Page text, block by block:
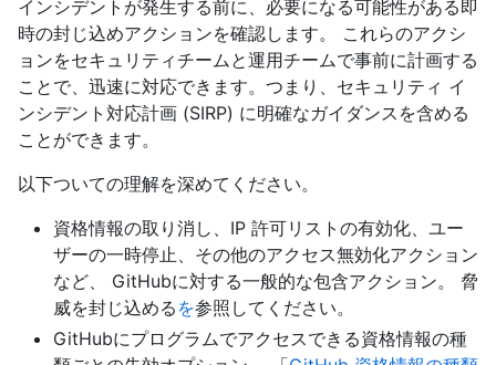
インシデントが発生する前に、必要になる可能性がある即
時の封じ込めアクションを確認します。 これらのアクシ
ョンをセキュリティチームと運用チームで事前に計画する
ことで、迅速に対応できます。つまり、セキュリティ イ
ンシデント対応計画 (SIRP) に明確なガイダンスを含める
ことができます。
以下ついての理解を深めてください。
資格情報の取り消し、IP 許可リストの有効化、ユー
ザーの一時停止、その他のアクセス無効化アクション
など、 GitHubに対する一般的な包含アクション。 脅
威を封じ込める を参照してください。
GitHubにプログラムでアクセスできる資格情報の種